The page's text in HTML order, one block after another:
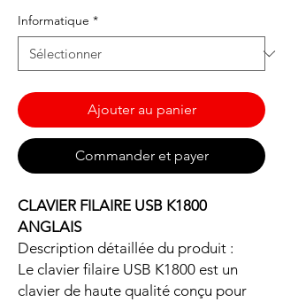
Informatique *
Ajouter au panier
Commander et payer
CLAVIER FILAIRE USB K1800
ANGLAIS
Description détaillée du produit :
Le clavier filaire USB K1800 est un
clavier de haute qualité conçu pour